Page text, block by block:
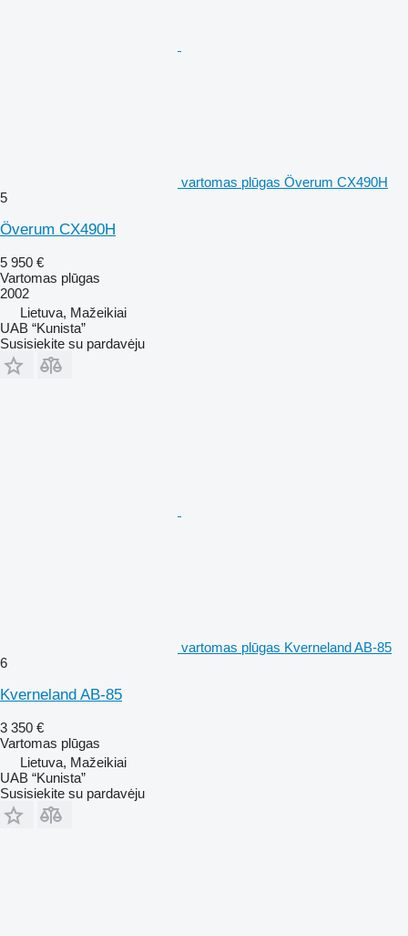
vartomas plūgas Överum CX490H
5
Överum CX490H
5 950 €
Vartomas plūgas
2002
Lietuva, Mažeikiai
UAB “Kunista”
Susisiekite su pardavėju
vartomas plūgas Kverneland AB-85
6
Kverneland AB-85
3 350 €
Vartomas plūgas
Lietuva, Mažeikiai
UAB “Kunista”
Susisiekite su pardavėju